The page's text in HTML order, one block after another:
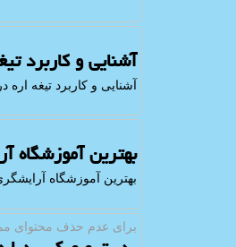
آشنایی و کاربرد
آشنایی و کاربرد تیغه
بهترین آموزشگاه
بهترین آموزشگاه
برای عدم حذف محتوای